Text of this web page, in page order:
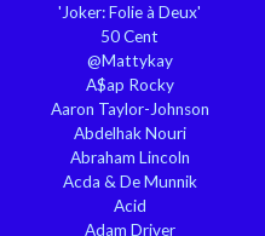
'Joker: Folie à Deux'
50 Cent
@Mattykay
A$ap Rocky
Aaron Taylor-Johnson
Abdelhak Nouri
Abraham Lincoln
Acda & De Munnik
Acid
Adam Driver